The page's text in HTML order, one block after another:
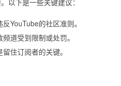
YouTube的社区准则。
道受到限制或处罚。
住订阅者的关键。